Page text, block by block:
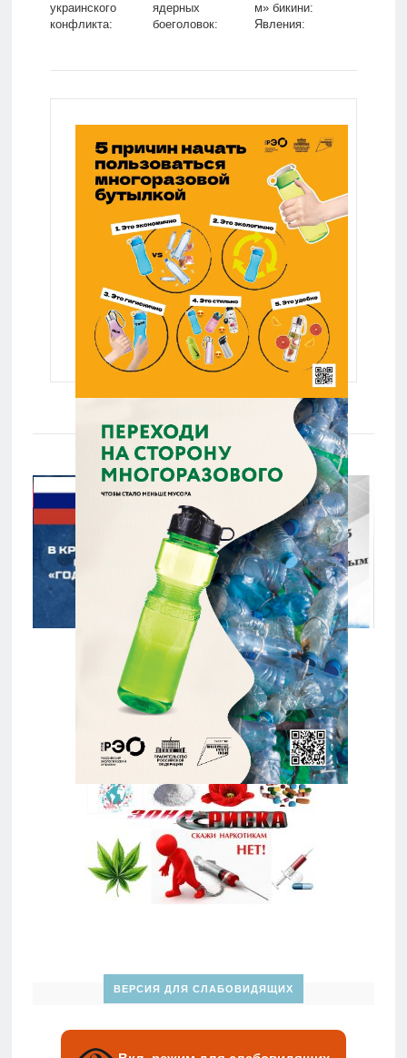
украинского
конфликта:
ядерных
боеголовок:
м» бикини:
Явления:
ВЕРСИЯ ДЛЯ СЛАБОВИДЯЩИХ